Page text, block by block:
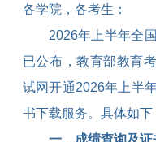
各学院，各考生：
2026年上半年全
已公布，教育部教育
试网开通2026年上半
书下载服务。具体如下
一、成绩查询及证